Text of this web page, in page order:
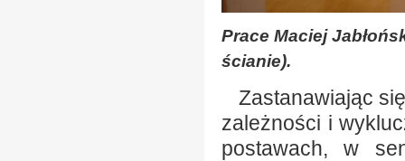
Prace Maciej
ścianie).
Zastanawiając
zależności i
postawach, w